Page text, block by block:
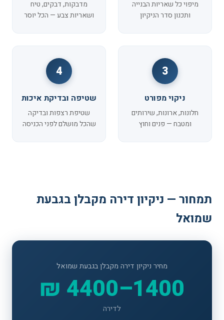
מיפוי כל שאריות הבנייה
ותכנון סדר הניקיון
מדבקות, דבקים, טיח
ושאריות צבע — הכל יוסר
3
ניקוי מפורט
חלונות, ארונות, שירותים
ומטבח — פנים וחוץ
4
שטיפה ובדיקת איכות
שטיפת רצפות ובדיקה
שהכל מושלם לפני הכניסה
תמחור — ניקיון דירה מקבלן בגבעת
שמואל
מחיר ניקיון דירה מקבלן בגבעת שמואל
1400–4400 ₪
לדירה